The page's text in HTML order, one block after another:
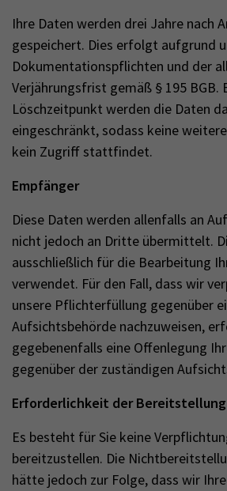
Ihre Daten werden drei Jahre nach
gespeichert. Dies erfolgt aufgrund
Dokumentationspflichten und der
Verjährungsfrist gemäß § 195 BGB.
Löschzeitpunkt werden die Daten
eingeschränkt, sodass keine
kein Zugriff stattfindet.
Empfänger
Diese Daten werden allenfalls an
nicht jedoch an Dritte übermittelt.
ausschließlich für die Bearbeitung
verwendet. Für den Fall, dass wir
unsere Pflichterfüllung gegenüber
Aufsichtsbehörde nachzuweisen,
gegebenenfalls eine Offenlegung
gegenüber der zuständigen
Erforderlichkeit der Bereitstellung
Es besteht für Sie keine
bereitzustellen. Die
hätte jedoch zur Folge, dass wir